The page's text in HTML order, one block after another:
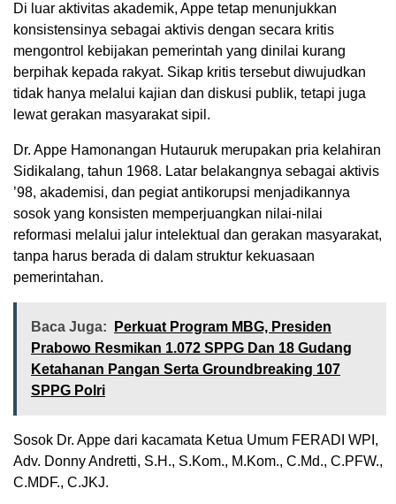
Di luar aktivitas akademik, Appe tetap menunjukkan
konsistensinya sebagai aktivis dengan secara kritis
mengontrol kebijakan pemerintah yang dinilai kurang
berpihak kepada rakyat. Sikap kritis tersebut diwujudkan
tidak hanya melalui kajian dan diskusi publik, tetapi juga
lewat gerakan masyarakat sipil.
Dr. Appe Hamonangan Hutauruk merupakan pria kelahiran
Sidikalang, tahun 1968. Latar belakangnya sebagai aktivis
’98, akademisi, dan pegiat antikorupsi menjadikannya
sosok yang konsisten memperjuangkan nilai-nilai
reformasi melalui jalur intelektual dan gerakan masyarakat,
tanpa harus berada di dalam struktur kekuasaan
pemerintahan.
Baca Juga:
Perkuat Program MBG, Presiden
Prabowo Resmikan 1.072 SPPG Dan 18 Gudang
Ketahanan Pangan Serta Groundbreaking 107
SPPG Polri
Sosok Dr. Appe dari kacamata Ketua Umum FERADI WPI,
Adv. Donny Andretti, S.H., S.Kom., M.Kom., C.Md., C.PFW.,
C.MDF., C.JKJ.